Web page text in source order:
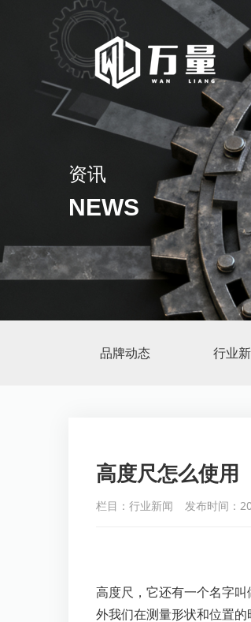
资讯
NEWS
品牌动态 行业
高度尺怎么使用
栏目：行业新闻 发布时间：
高度尺，它还有一个名字
外我们在测量形状和位置的